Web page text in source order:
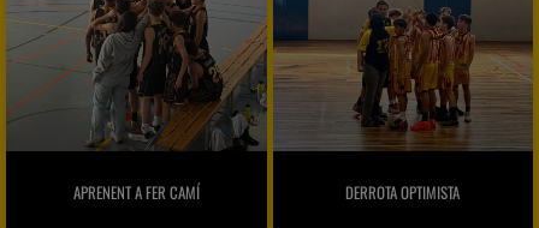
APRENENT A FER CAMÍ DERROTA OPTIMISTA